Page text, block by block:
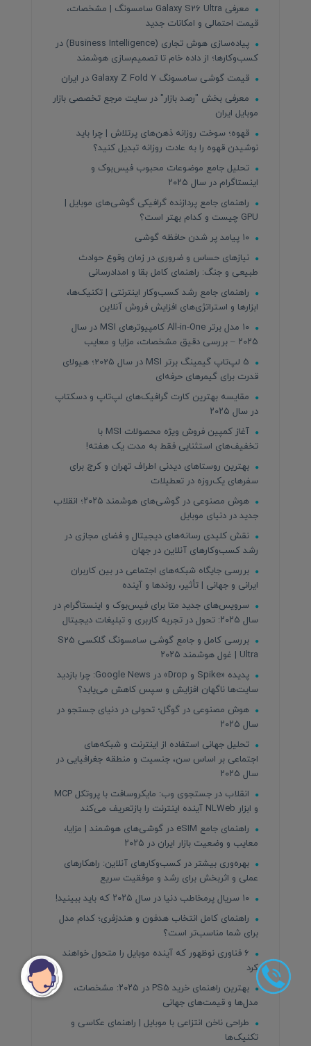
معرفی Galaxy S26 Ultra سامسونگ | مشخصات،
قیمت احتمالی و امکانات جدید
پیاده‌سازی هوش تجاری (Business Intelligence) در
کسب‌وکارها؛ از داده خام تا تصمیم‌سازی هوشمند
قیمت گوشی سامسونگ Galaxy Z Fold 7 در ایران
معرفی بخش "رصد بازار" در سایت مرجع تخصصی بازار
موبایل ایران
قهوه؛ سوخت روزانه ذهن‌های پرتلاش | چرا باید
نوشیدن قهوه را به عادت روزانه تبدیل کنید؟
تحلیل جامع موضوعات محبوب فیس‌بوک و
اینستاگرام در سال ۲۰۲۵
راهنمای جامع پردازنده‌ گرافیکی گوشی‌های موبایل |
GPU چیست و کدام بهتر است؟
نیازهای حساس و ضروری در زمان وقوع حوادث
طبیعی و جنگ: راهنمای کامل بقا و امدادرسانی
راهنمای جامع رشد کسب‌وکار اینترنتی | تکنیک‌ها،
ابزارها و استراتژی‌های افزایش فروش آنلاین
۱۰ مدل برتر All‑in‑One کامپیوترهای MSI در سال
۲۰۲۵ – بررسی دقیق مشخصات، مزایا و معایب
5 لپ‌تاپ گیمینگ برتر MSI در سال 2025؛ هیولای
قدرت برای گیمرهای حرفه‌ای
مقایسه بهترین کارت گرافیک‌های لپ‌تاپ و دسکتاپ
در سال ۲۰۲۵
آغاز کمپین فروش ویژه محصولات MSI با
تخفیف‌های استثنایی فقط به مدت یک هفته!
بهترین روستاهای دیدنی اطراف تهران و کرج برای
سفرهای یک‌روزه در تعطیلات
هوش مصنوعی در گوشی‌های هوشمند ۲۰۲۵؛ انقلاب
جدید در دنیای موبایل
نقش کلیدی رسانه‌های دیجیتال و فضای مجازی در
رشد کسب‌وکارهای آنلاین در جهان
بررسی جایگاه شبکه‌های اجتماعی در بین کاربران
ایرانی و جهانی | تأثیر، روندها و آینده
سرویس‌های جدید متا برای فیس‌بوک و اینستاگرام در
سال ۲۰۲۵: تحول در تجربه کاربری و تبلیغات دیجیتال
بررسی کامل و جامع گوشی سامسونگ گلکسی S25
Ultra | غول هوشمند ۲۰۲۵
پدیده «Spike و Drop» در Google News: چرا بازدید
سایت‌ها ناگهان افزایش و سپس کاهش می‌یابد؟
هوش مصنوعی در گوگل؛ تحولی در دنیای جستجو در
سال ۲۰۲۵
تحلیل جهانی استفاده از اینترنت و شبکه‌های
اجتماعی بر اساس سن، جنسیت و منطقه جغرافیایی در
سال ۲۰۲۵
انقلاب در جستجوی وب: مایکروسافت با پروتکل MCP
و ابزار NLWeb آینده اینترنت را بازتعریف می‌کند
راهنمای جامع eSIM در گوشی‌های هوشمند | مزایا،
معایب و وضعیت بازار ایران در ۲۰۲۵
بهره‌وری بیشتر در کسب‌وکارهای آنلاین: راهکارهای
عملی و اثربخش برای رشد و موفقیت سریع
راهنمای کامل انتخاب هدفون و هندزفری؛ کدام مدل
برای شما مناسب‌تر است؟
۶ فناوری نوظهور که آینده موبایل را متحول خواهند
کرد
بهترین راهنمای خرید PS5 در ۲۰۲۵: مشخصات،
مدل‌ها و قیمت‌های جهانی
طراحی ناخن انتزاعی با موبایل | راهنمای عکاسی و
تکنیک‌ها